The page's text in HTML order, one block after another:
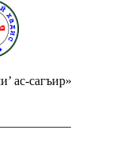
ас-сагъир»